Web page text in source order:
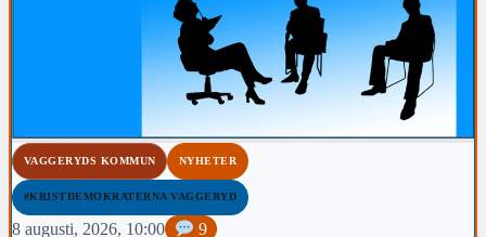
VAGGERYDS KOMMUN NYHETER
#KRISTDEMOKRATERNA VAGGERYD
8 augusti, 2026, 10:00 9